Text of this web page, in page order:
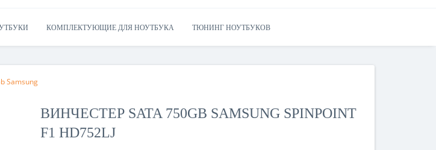
КОМПЛЕКТУЮЩИЕ ДЛЯ НОУТБУКА ТЮНИНГ НОУТБУКОВ
Samsung
ВИНЧЕСТЕР SATA 750GB SAMSUNG SPINPOINT
F1 HD752LJ